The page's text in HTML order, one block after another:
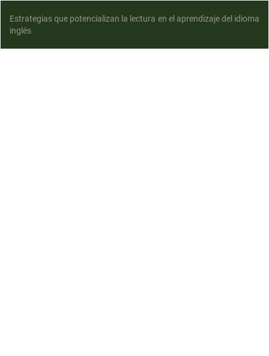
Estrategias que potencializan la lectura en el aprendizaje del idioma
inglés